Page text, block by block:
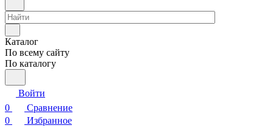
Каталог
По всему сайту
По каталогу
Войти
0
Сравнение
0
Избранное